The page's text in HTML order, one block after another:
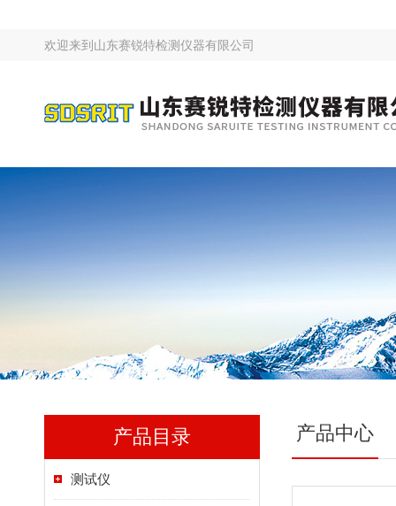
欢迎来到 山东赛锐特检测仪器有限公司
产品目录
测试仪
产品中心